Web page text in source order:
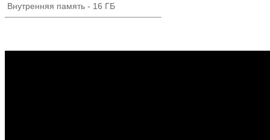
Внутренняя память - 16 ГБ